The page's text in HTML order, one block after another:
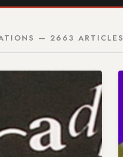
— 2663 ARTICLES